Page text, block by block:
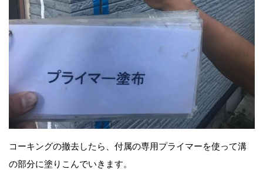
コーキングの撤去したら、付属の専用プライマーを使って溝
の部分に塗りこんでいきます。